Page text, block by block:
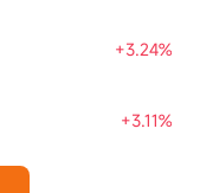
+3.24%
+3.11%